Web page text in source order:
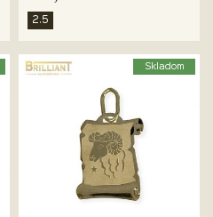
2.5
Skladom